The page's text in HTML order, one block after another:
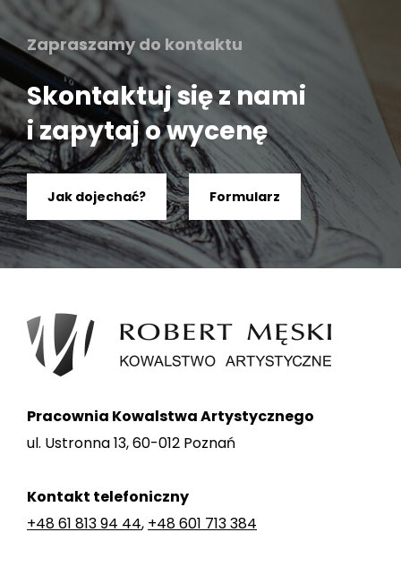
Zapraszamy do kontaktu
Skontaktuj się z nami
i zapytaj o wycenę
Jak dojechać? Formularz
Pracownia Kowalstwa Artystycznego
ul. Ustronna 13, 60-012 Poznań
Kontakt telefoniczny
+48 61 813 94 44, +48 601 713 384